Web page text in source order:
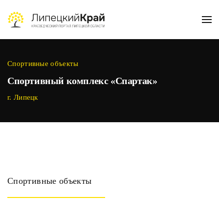
Skip to main content
Спортивные объекты
Спортивный комплекс «Спартак»
г. Липецк
Спортивные объекты